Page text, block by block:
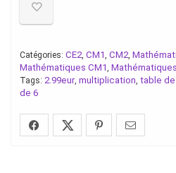
Catégories: CE2 CM1 CM2
Mathématiques CM1
Tags: 2.99eur, multiplication table de
de 6